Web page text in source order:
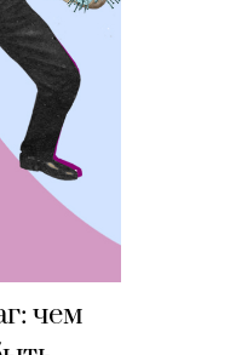
чем